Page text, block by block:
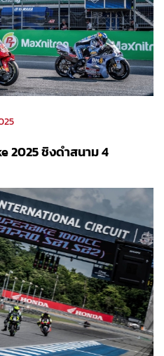
2025 ชิงดำสนาม 4